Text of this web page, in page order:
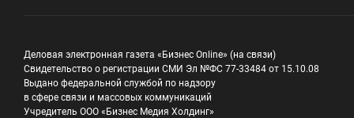
Деловая электронная газета «Бизнес Online» (на связи)
Свидетельство о регистрации СМИ Эл №ФС 77-33484 от 15.10.08
Выдано федеральной службой по надзору
в сфере связи и массовых коммуникаций
Учредитель ООО «Бизнес Медия Холдинг»